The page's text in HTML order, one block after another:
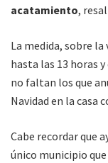
acatamiento,
La medida, sobre
hasta las 13 horas
no faltan los que
Navidad en la casa
Cabe recordar que
único municipio